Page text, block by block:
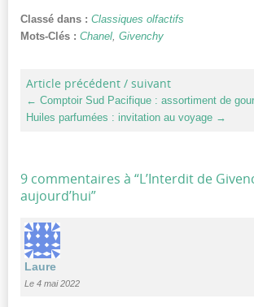
Classé dans : Classiques olfactifs
Mots-Clés : Chanel, Givenchy
Article précédent / suivant
← Comptoir Sud Pacifique : assortiment de
Huiles parfumées : invitation au voyage →
9 commentaires à “L’Interdit de
aujourd’hui”
Laure
Le 4 mai 2022